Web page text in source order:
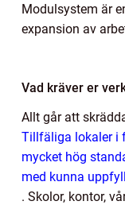
Modulsystem är
expansion av
Vad kräver er
Allt går att
Tillfäliga lokaler i
mycket hög
med kunna
. Skolor, kontor,